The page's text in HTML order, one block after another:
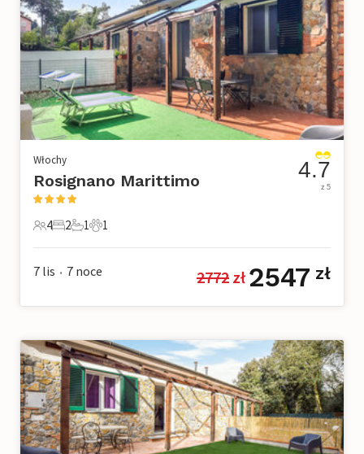
Włochy
Rosignano Marittimo
4 Goście
4
2 Sypialnie
2
1 Łazienka
1
1 Zwierzę domowe
1
4.7
z 5
7 lis • 7 noce 2772 zł 2547 zł